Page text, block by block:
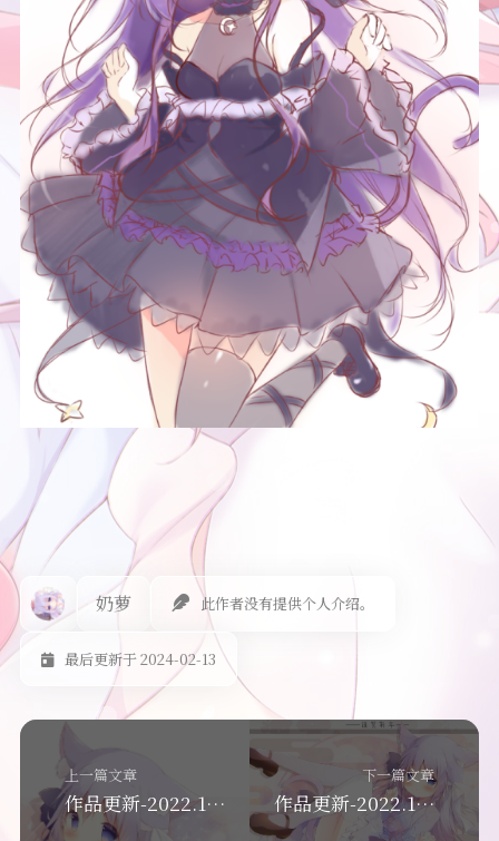
奶萝 此作者没有提供个人介绍。
最后更新于 2024-02-13
上一篇文章
作品更新-2022.11.6
下一篇文章
作品更新-2022.11.27